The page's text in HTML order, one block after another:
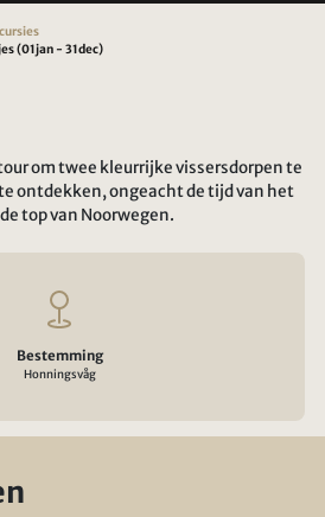
(01jan - 31dec)
om twee kleurrijke vissersdorpen te
ontdekken, ongeacht de tijd van het
top van Noorwegen.
Bestemming
Honningsvåg